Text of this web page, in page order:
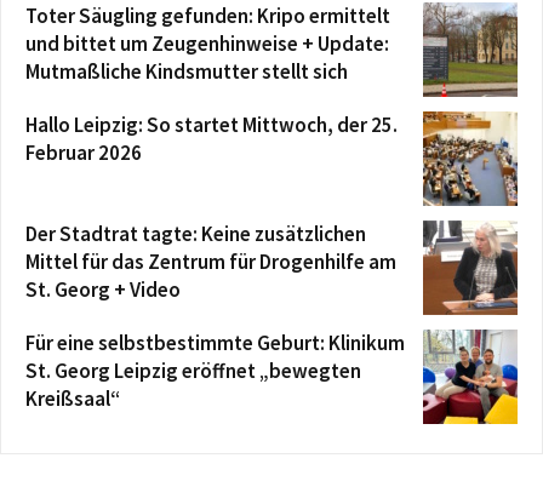
Toter Säugling gefunden: Kripo ermittelt
und bittet um Zeugenhinweise + Update:
Mutmaßliche Kindsmutter stellt sich
Hallo Leipzig: So startet Mittwoch, der 25.
Februar 2026
Der Stadtrat tagte: Keine zusätzlichen
Mittel für das Zentrum für Drogenhilfe am
St. Georg + Video
Für eine selbstbestimmte Geburt: Klinikum
St. Georg Leipzig eröffnet „bewegten
Kreißsaal“